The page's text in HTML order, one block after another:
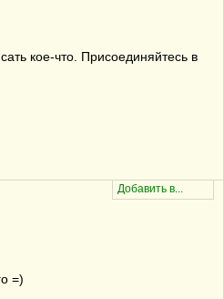
кое-что. Присоединяйтесь в
=)